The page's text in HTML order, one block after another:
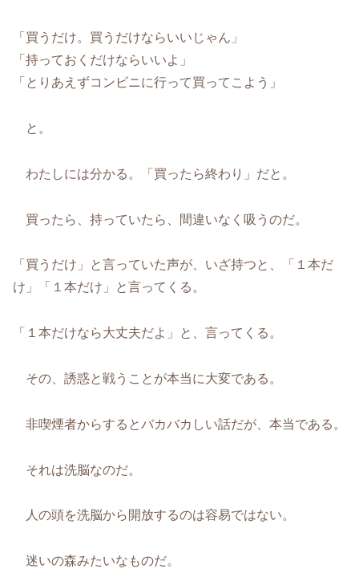
「買うだけ。買うだけならいいじゃん」
「持っておくだけならいいよ」
「とりあえずコンビニに行って買ってこよう」
と。
わたしには分かる。「買ったら終わり」だと。
買ったら、持っていたら、間違いなく吸うのだ。
「買うだけ」と言っていた声が、いざ持つと、「１本だ
け」「１本だけ」と言ってくる。
「１本だけなら大丈夫だよ」と、言ってくる。
その、誘惑と戦うことが本当に大変である。
非喫煙者からするとバカバカしい話だが、本当である。
それは洗脳なのだ。
人の頭を洗脳から開放するのは容易ではない。
迷いの森みたいなものだ。